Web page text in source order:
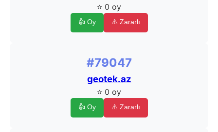
⭐ 0 oy
👍 Oy ⚠️ Zararlı
#79047
geotek.az
⭐ 0 oy
👍 Oy ⚠️ Zararlı